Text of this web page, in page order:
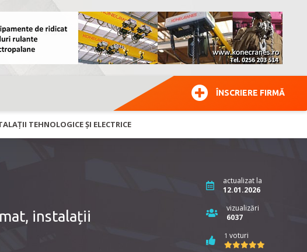
ÎNSCRIERE FIRMĂ
TEHNOLOGICE ȘI ELECTRICE
instalații
actualizat la
12.01.2026
vizualizări
6037
1 voturi